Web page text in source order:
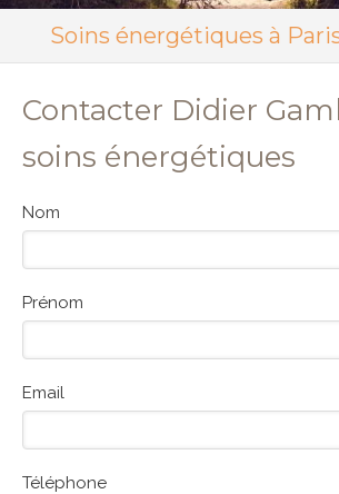
Soins énergétiques à Paris
Contacter Didier
soins énergétiques
Nom
Prénom
Email
Téléphone